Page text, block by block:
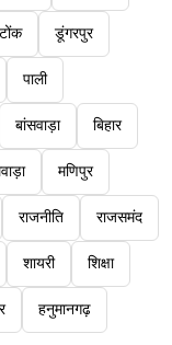
टोंक डूंगरपुर
पाली
बांसवाड़ा बिहार
मणिपुर
राजनीति राजसमंद
शायरी शिक्षा
हनुमानगढ़